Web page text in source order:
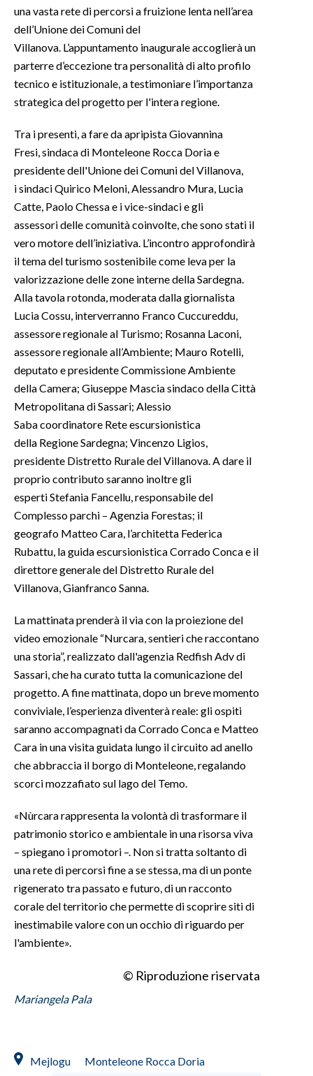
una vasta rete di percorsi a fruizione lenta nell’area
dell’Unione dei Comuni del
Villanova. L’appuntamento inaugurale accoglierà un
parterre d’eccezione tra personalità di alto profilo
tecnico e istituzionale, a testimoniare l’importanza
strategica del progetto per l'intera regione.
Tra i presenti, a fare da apripista Giovannina
Fresi, sindaca di Monteleone Rocca Doria e
presidente dell'Unione dei Comuni del Villanova,
i sindaci Quirico Meloni, Alessandro Mura, Lucia
Catte, Paolo Chessa e i vice-sindaci e gli
assessori delle comunità coinvolte, che sono stati il
vero motore dell’iniziativa. L’incontro approfondirà
il tema del turismo sostenibile come leva per la
valorizzazione delle zone interne della Sardegna.
Alla tavola rotonda, moderata dalla giornalista
Lucia Cossu, interverranno Franco Cuccureddu,
assessore regionale al Turismo; Rosanna Laconi,
assessore regionale all’Ambiente; Mauro Rotelli,
deputato e presidente Commissione Ambiente
della Camera; Giuseppe Mascia sindaco della Città
Metropolitana di Sassari; Alessio
Saba coordinatore Rete escursionistica
della Regione Sardegna; Vincenzo Ligios,
presidente Distretto Rurale del Villanova. A dare il
proprio contributo saranno inoltre gli
esperti Stefania Fancellu, responsabile del
Complesso parchi – Agenzia Forestas; il
geografo Matteo Cara, l’architetta Federica
Rubattu, la guida escursionistica Corrado Conca e il
direttore generale del Distretto Rurale del
Villanova, Gianfranco Sanna.
La mattinata prenderà il via con la proiezione del
video emozionale “Nurcara, sentieri che raccontano
una storia”, realizzato dall'agenzia Redfish Adv di
Sassari, che ha curato tutta la comunicazione del
progetto. A fine mattinata, dopo un breve momento
conviviale, l’esperienza diventerà reale: gli ospiti
saranno accompagnati da Corrado Conca e Matteo
Cara in una visita guidata lungo il circuito ad anello
che abbraccia il borgo di Monteleone, regalando
scorci mozzafiato sul lago del Temo.
«Nùrcara rappresenta la volontà di trasformare il
patrimonio storico e ambientale in una risorsa viva
– spiegano i promotori –. Non si tratta soltanto di
una rete di percorsi fine a se stessa, ma di un ponte
rigenerato tra passato e futuro, di un racconto
corale del territorio che permette di scoprire siti di
inestimabile valore con un occhio di riguardo per
l'ambiente».
© Riproduzione riservata
Mariangela Pala
Mejlogu Monteleone Rocca Doria